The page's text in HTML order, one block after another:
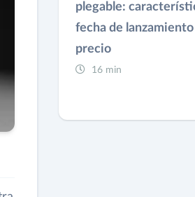
plegable:
fecha de
precio
16 min